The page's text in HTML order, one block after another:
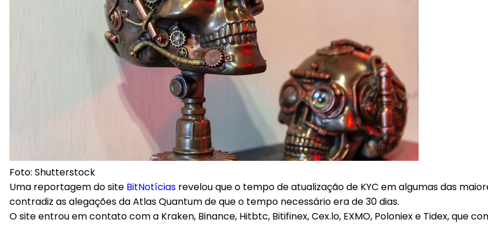
Foto: Shutterstock
Uma reportagem do site BitNotíciasrevelou que o tempo de atualização de KYC em algumas das